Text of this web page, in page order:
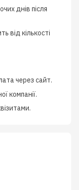
днів після
від кількості
через сайт.
компанії.